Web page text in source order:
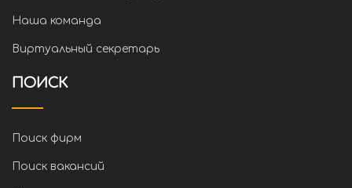
Наша команда
Виртуальный секретарь
ПОИСК
Поиск фирм
Поиск вакансий